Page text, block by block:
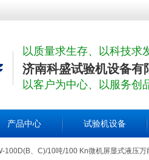
以质量求生存、以科技求
济南科盛试验机设备有
以客户为中心、以服务创
产品中心 试验机设备
100D(B、C)/10吨/100 Kn微机屏显式液压万